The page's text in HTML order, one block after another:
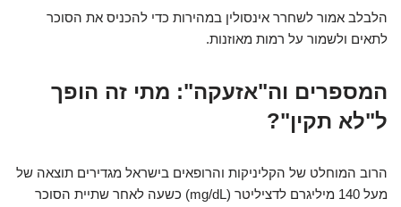
הלבלב אמור לשחרר אינסולין במהירות כדי להכניס את הסוכר
לתאים ולשמור על רמות מאוזנות.
המספרים וה"אזעקה": מתי זה הופך
ל"לא תקין"?
הרוב המוחלט של הקליניקות והרופאים בישראל מגדירים תוצאה של
מעל 140 מיליגרם לדציליטר (mg/dL) כשעה לאחר שתיית הסוכר